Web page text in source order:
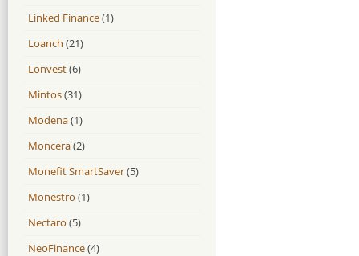
Linked Finance(1)
Loanch (21)
Lonvest(6)
Mintos(31)
Modena(1)
Moncera(2)
Monefit SmartSaver(5)
Monestro (1)
Nectaro (5)
NeoFinance(4)